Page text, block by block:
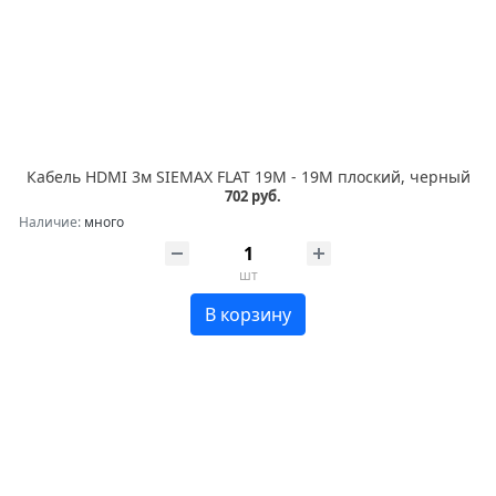
Кабель HDMI 3м SIEMAX FLAT 19M - 19M плоский, черный
702 руб.
Наличие: много
шт
В корзину